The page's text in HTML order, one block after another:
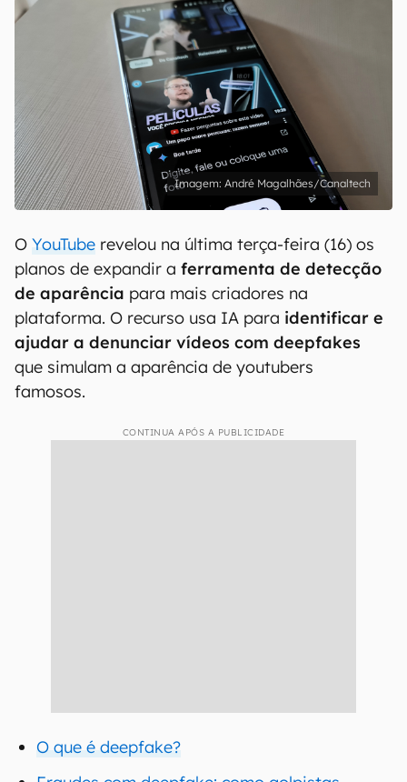
André Magalhães/Canaltech
O YouTube revelou na última terça-feira (16) os
planos de expandir a ferramenta de detecção
de aparência para mais criadores na
plataforma. O recurso usa IA para identificar e
ajudar a denunciar vídeos com deepfakes
que simulam a aparência de youtubers
famosos.
CONTINUA APÓS A PUBLICIDADE
O que é deepfake?